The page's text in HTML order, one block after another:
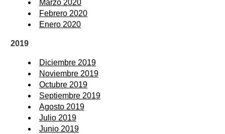
Marzo 2020
Febrero 2020
Enero 2020
2019
Diciembre 2019
Noviembre 2019
Octubre 2019
Septiembre 2019
Agosto 2019
Julio 2019
Junio 2019